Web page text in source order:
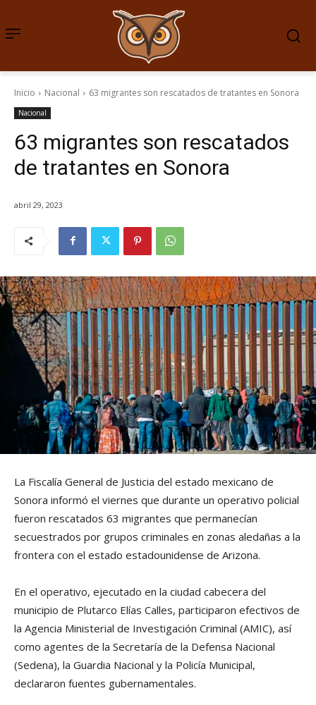
Inicio Nacional 63 migrantes son rescatados de tratantes en Sonora
Nacional
63 migrantes son rescatados
de tratantes en Sonora
abril 29, 2023
La Fiscalía General de Justicia del estado mexicano de
Sonora informó el viernes que durante un operativo policial
fueron rescatados 63 migrantes que permanecían
secuestrados por grupos criminales en zonas aledañas a la
frontera con el estado estadounidense de Arizona.
En el operativo, ejecutado en la ciudad cabecera del
municipio de Plutarco Elías Calles, participaron efectivos de
la Agencia Ministerial de Investigación Criminal (AMIC), así
como agentes de la Secretaría de la Defensa Nacional
(Sedena), la Guardia Nacional y la Policía Municipal,
declararon fuentes gubernamentales.